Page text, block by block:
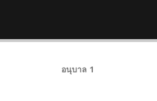
อนุบาล 1